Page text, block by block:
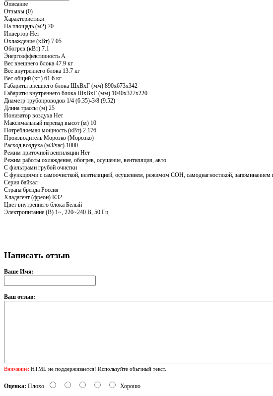
Описание
Отзывы (0)
Характеристики
На площадь (м2) 70
Инвертор Нет
Охлаждение (кВт) 7.05
Обогрев (кВт) 7.1
Энергоэффективность A
Вес внешнего блока 47.9 кг
Вес внутреннего блока 13.7 кг
Вес общий (кг.) 61.6 кг
Габариты внешнего блока ШхВхГ (мм) 890x673x342
Габариты внутреннего блока ШхВхГ (мм) 1040x327x220
Диаметр трубопроводов 1/4 (6.35)-3/8 (9.52)
Длина трассы (м) 25
Ионизатор воздуха Нет
Максимальный перепад высот (м) 10
Потребляемая мощность (кВт) 2.176
Производитель Морозко (Морозко)
Расход воздуха (м3/час) 1000
Режим приточной вентиляции Нет
Режим работы охлаждение, обогрев, осушение, вентиляция, авто
С фильтрами грубой очистки
С функциями с самоочисткой, вентиляцией, осушением, режимом СОН, самодиагностикой,
Серия байкал
Страна бренда Россия
Хладагент (фреон) R32
Цвет внутреннего блока Белый
Электропитание (В) 1~, 220~240 В, 50 Гц
Написать отзыв
Ваше Имя:
Ваш отзыв:
Внимание: HTML не поддерживается! Используйте обычный текст.
Оценка: Плохо Хорошо